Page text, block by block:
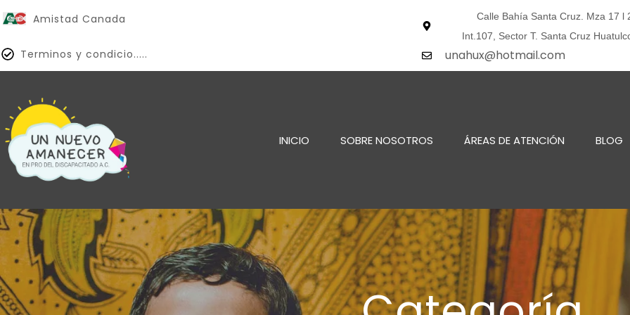
Amistad Canada
Terminos y condicio.....
Calle Bahía Santa Cruz. Mza 17 l
Int.107, Sector T. Santa Cruz
unahux@hotmail.com
INICIO SOBRE NOSOTROS ÁREAS DE ATENCIÓN BLOG